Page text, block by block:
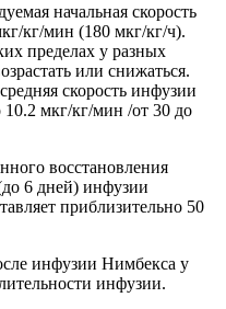
начальная скорость
кг/мин (180 мкг/кг/ч).
пределах у разных
или снижаться.
скорость инфузии
10.2 мкг/кг/мин /от 30 до
восстановления
6 дней) инфузии
приблизительно 50
инфузии Нимбекса у
инфузии.